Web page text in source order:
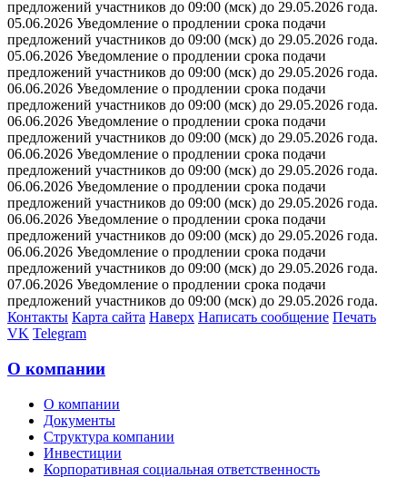
предложений участников до 09:00 (мск) до 29.05.2026 года.
05.06.2026 Уведомление о продлении срока подачи
предложений участников до 09:00 (мск) до 29.05.2026 года.
05.06.2026 Уведомление о продлении срока подачи
предложений участников до 09:00 (мск) до 29.05.2026 года.
06.06.2026 Уведомление о продлении срока подачи
предложений участников до 09:00 (мск) до 29.05.2026 года.
06.06.2026 Уведомление о продлении срока подачи
предложений участников до 09:00 (мск) до 29.05.2026 года.
06.06.2026 Уведомление о продлении срока подачи
предложений участников до 09:00 (мск) до 29.05.2026 года.
06.06.2026 Уведомление о продлении срока подачи
предложений участников до 09:00 (мск) до 29.05.2026 года.
06.06.2026 Уведомление о продлении срока подачи
предложений участников до 09:00 (мск) до 29.05.2026 года.
06.06.2026 Уведомление о продлении срока подачи
предложений участников до 09:00 (мск) до 29.05.2026 года.
07.06.2026 Уведомление о продлении срока подачи
предложений участников до 09:00 (мск) до 29.05.2026 года.
Контакты Карта сайта Наверх Написать сообщение Печать
VK Telegram
О компании
О компании
Документы
Структура компании
Инвестиции
Корпоративная социальная ответственность